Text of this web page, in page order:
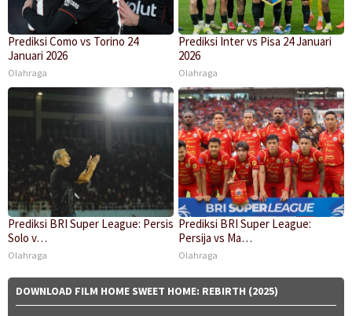
Prediksi Como vs Torino 24
Januari 2026
Olahraga
Prediksi Inter vs Pisa 24 Januari
2026
Olahraga
Prediksi BRI Super League: Persis
Solo v…
Olahraga
Prediksi BRI Super League:
Persija vs Ma…
Olahraga
DOWNLOAD FILM HOME SWEET HOME: REBIRTH (2025)